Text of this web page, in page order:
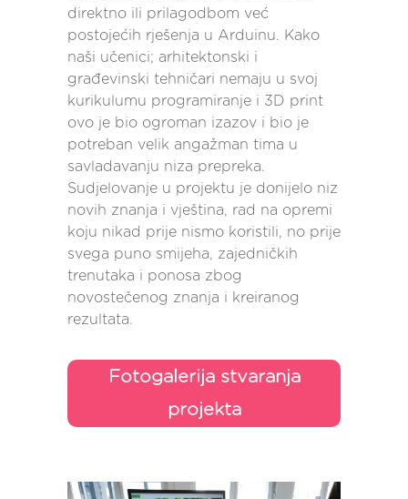
direktno ili prilagodbom već
postojećih rješenja u Arduinu. Kako
naši učenici; arhitektonski i
građevinski tehničari nemaju u svoj
kurikulumu programiranje i 3D print
ovo je bio ogroman izazov i bio je
potreban velik angažman tima u
savladavanju niza prepreka.
Sudjelovanje u projektu je donijelo niz
novih znanja i vještina, rad na opremi
koju nikad prije nismo koristili, no prije
svega puno smijeha, zajedničkih
trenutaka i ponosa zbog
novostečenog znanja i kreiranog
rezultata.
Fotogalerija stvaranja
projekta